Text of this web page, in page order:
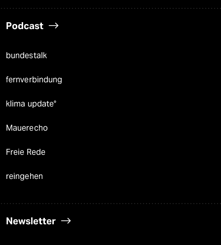
Podcast
bundestalk
fernverbindung
klima update°
Mauerecho
Freie Rede
reingehen
Newsletter